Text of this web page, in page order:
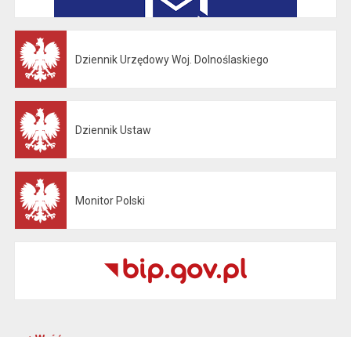
Dziennik Urzędowy Woj. Dolnoślaskiego
Dziennik Ustaw
Monitor Polski